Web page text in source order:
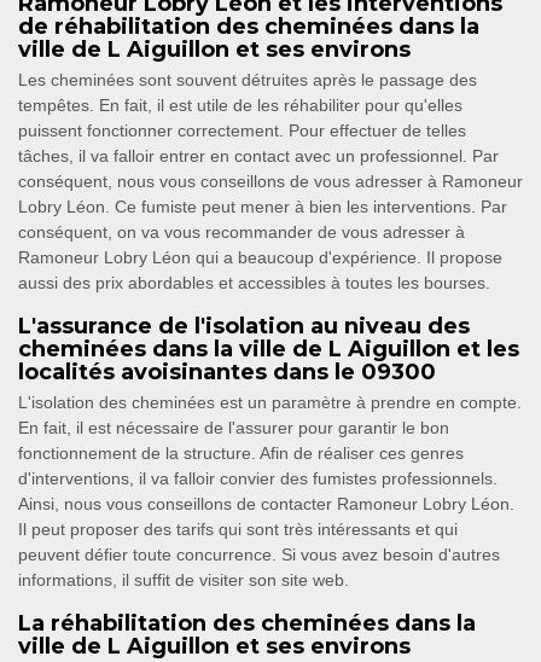
de réhabilitation des cheminées dans la
ville de L Aiguillon et ses environs
Les cheminées sont souvent détruites après le passage des
tempêtes. En fait, il est utile de les réhabiliter pour qu'elles
puissent fonctionner correctement. Pour effectuer de telles
tâches, il va falloir entrer en contact avec un professionnel. Par
conséquent, nous vous conseillons de vous adresser à Ramoneur
Lobry Léon. Ce fumiste peut mener à bien les interventions. Par
conséquent, on va vous recommander de vous adresser à
Ramoneur Lobry Léon qui a beaucoup d'expérience. Il propose
aussi des prix abordables et accessibles à toutes les bourses.
L'assurance de l'isolation au niveau des
cheminées dans la ville de L Aiguillon et les
localités avoisinantes dans le 09300
L'isolation des cheminées est un paramètre à prendre en compte.
En fait, il est nécessaire de l'assurer pour garantir le bon
fonctionnement de la structure. Afin de réaliser ces genres
d'interventions, il va falloir convier des fumistes professionnels.
Ainsi, nous vous conseillons de contacter Ramoneur Lobry Léon.
Il peut proposer des tarifs qui sont très intéressants et qui
peuvent défier toute concurrence. Si vous avez besoin d'autres
informations, il suffit de visiter son site web.
La réhabilitation des cheminées dans la
ville de L Aiguillon et ses environs